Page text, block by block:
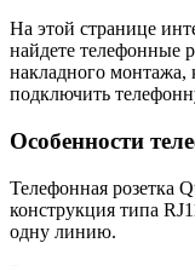
На этой странице
найдете телефонные
накладного монтажа,
подключить
Особенности
Телефонная розетка
конструкция типа
одну линию.